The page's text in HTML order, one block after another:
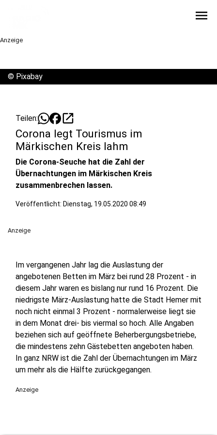
menu
Anzeige
© Pixabay
Teilen: open_in_new
Corona legt Tourismus im
Märkischen Kreis lahm
Die Corona-Seuche hat die Zahl der
Übernachtungen im Märkischen Kreis
zusammenbrechen lassen.
Veröffentlicht: Dienstag, 19.05.2020 08:49
Anzeige
Im vergangenen Jahr lag die Auslastung der
angebotenen Betten im März bei rund 28 Prozent - in
diesem Jahr waren es bislang nur rund 16 Prozent. Die
niedrigste März-Auslastung hatte die Stadt Hemer mit
noch nicht einmal 3 Prozent - normalerweise liegt sie
in dem Monat drei- bis viermal so hoch. Alle Angaben
beziehen sich auf geöffnete Beherbergungsbetriebe,
die mindestens zehn Gästebetten angeboten haben.
In ganz NRW ist die Zahl der Übernachtungen im März
um mehr als die Hälfte zurückgegangen.
Anzeige